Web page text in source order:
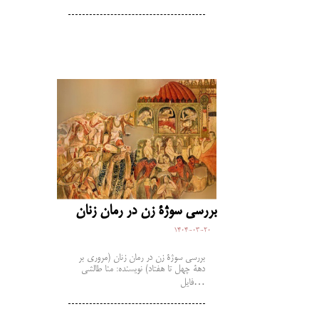
بررسی سوژۀ زن در رمان زنان
1404-03-20
بررسی سوژۀ زن در رمان زنان (مروری بر
دهۀ چهل تا هفتاد) نویسنده: منا طالشی
فایل…